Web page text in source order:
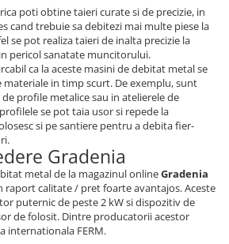
poti obtine taieri curate si de precizie, in
cand trebuie sa debitezi mai multe piese la
se pot realiza taieri de inalta precizie la
pericol sanatate muncitorului.
ca la aceste masini de debitat metal se
in timp scurt. De exemplu, sunt
profile metalice sau in atelierele de
se pot taia usor si repede la
si pe santiere pentru a debita fier-
Gradenia
metal de la magazinul onlineGradenia
raport calitate / pret foarte avantajos. Aceste
puternic de peste 2 kW si dispozitiv de
de folosit. Dintre producatorii acestor
internationala FERM.